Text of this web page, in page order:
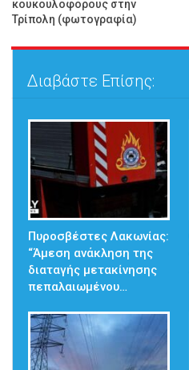
κουκουλοφόρους στην
Τρίπολη (φωτογραφία)
Διαβάστε Επίσης:
Πυροσβέστες Λακωνίας:
“Άμεση ανάκληση της
διαταγής μετακίνησης
πεπαλαιωμένου…